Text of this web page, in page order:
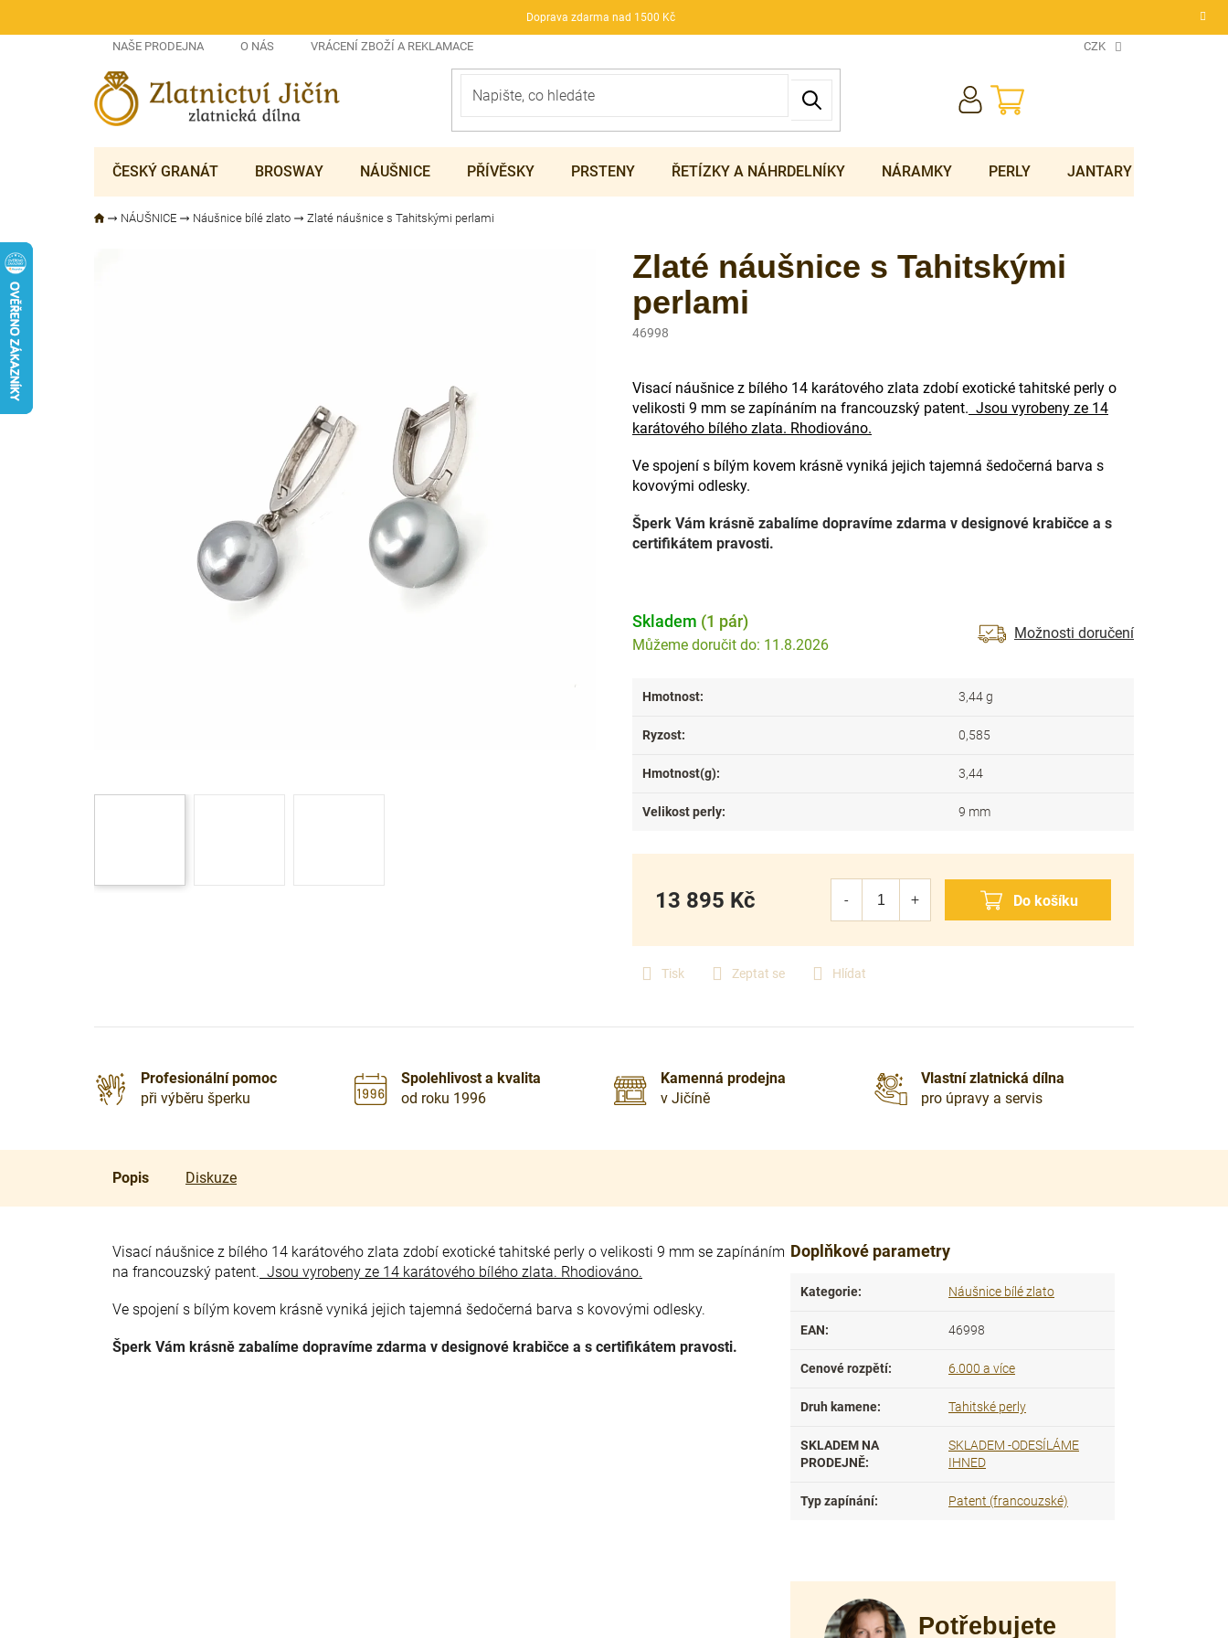
Doprava zdarma nad 1500 Kč
NAŠE PRODEJNA O NÁS VRÁCENÍ ZBOŽÍ A REKLAMACE CZK
NÁKUPNÍ
KOŠÍK
ČESKÝ GRANÁT BROSWAY NÁUŠNICE PŘÍVĚSKY PRSTENY ŘETÍZKY A NÁHRDELNÍKY NÁRAMKY PERLY JANTARY
NÁUŠNICE Náušnice bílé zlato Zlaté náušnice s Tahitskými perlami
Visací náušnice z bílého 14 karátového zlata zdobí exotické tahitské perly o
velikosti 9 mm se zapínáním na francouzský patent. Jsou vyrobeny ze 14
karátového bílého zlata. Rhodiováno.
Ve spojení s bílým kovem krásně vyniká jejich tajemná šedočerná barva s
kovovými odlesky.
Šperk Vám krásně zabalíme dopravíme zdarma v designové krabičce a s
certifikátem pravosti.
Tisk Zeptat se Hlídat
Zlaté náušnice s Tahitskými
perlami
46998
Skladem (1 pár)
11.8.2026
Možnosti doručení
13 895 Kč
Hmotnost: 3,44 g
Ryzost: 0,585
Hmotnost(g): 3,44
Velikost perly: 9 mm
Profesionální pomoc
při výběru šperku
Spolehlivost a kvalita
od roku 1996
Kamenná prodejna
v Jičíně
Vlastní zlatnická dílna
pro úpravy a servis
Popis Diskuze
Visací náušnice z bílého 14 karátového zlata zdobí exotické tahitské perly o velikosti 9 mm se zapínáním
na francouzský patent. Jsou vyrobeny ze 14 karátového bílého zlata. Rhodiováno.
Ve spojení s bílým kovem krásně vyniká jejich tajemná šedočerná barva s kovovými odlesky.
Šperk Vám krásně zabalíme dopravíme zdarma v designové krabičce a s certifikátem pravosti.
Doplňkové parametry
Kategorie: Náušnice bílé zlato
EAN: 46998
Cenové rozpětí: 6.000 a více
Druh kamene: Tahitské perly
SKLADEM NA
PRODEJNĚ:
SKLADEM -ODESÍLÁME
IHNED
Typ zapínání: Patent (francouzské)
Potřebujete